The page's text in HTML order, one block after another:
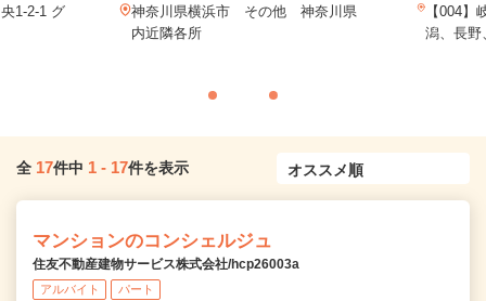
1-2-1 グ
神奈川県横浜市 その他 神奈川県
内近隣各所
【004】
潟、長野
全 17件中 1 - 17件を表示
マンションのコンシェルジュ
住友不動産建物サービス株式会社/hcp26003a
アルバイト パート